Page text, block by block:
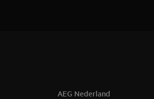
AEG Nederland